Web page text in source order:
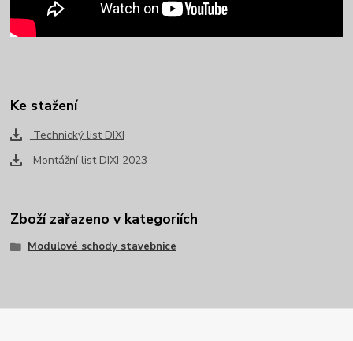
Ke stažení
Technický list DIXI
Montážní list DIXI 2023
Zboží zařazeno v kategoriích
Modulové schody stavebnice